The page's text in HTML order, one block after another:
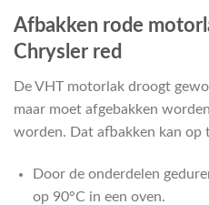
Afbakken rode
Chrysler red
De VHT motorlak droogt
maar moet afgebakken
worden. Dat afbakken kan op
Door de onderdelen
op 90°C in een oven.